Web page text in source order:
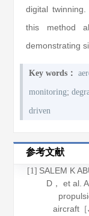
digital
this method
demonstrating
Key words：
monitoring;
driven
参考文献
[1] SALEM K
D， et al.
aircraft［